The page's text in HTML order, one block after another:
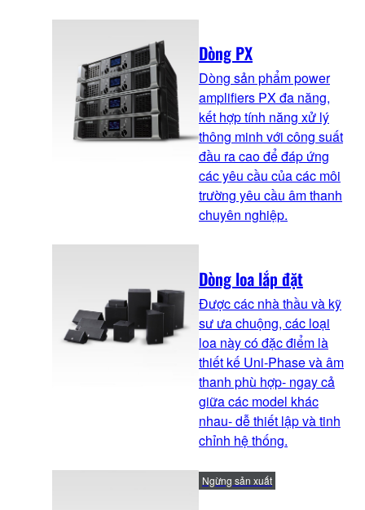
Dòng PX
Dòng sản phẩm power
amplifiers PX đa năng,
kết hợp tính năng xử lý
thông minh với công suất
đầu ra cao để đáp ứng
các yêu cầu của các môi
trường yêu cầu âm thanh
chuyên nghiệp.
Dòng loa lắp đặt
Được các nhà thầu và kỹ
sư ưa chuộng, các loại
loa này có đặc điểm là
thiết kế Uni-Phase và âm
thanh phù hợp- ngay cả
giữa các model khác
nhau- dễ thiết lập và tinh
chỉnh hệ thống.
Ngừng sản xuất